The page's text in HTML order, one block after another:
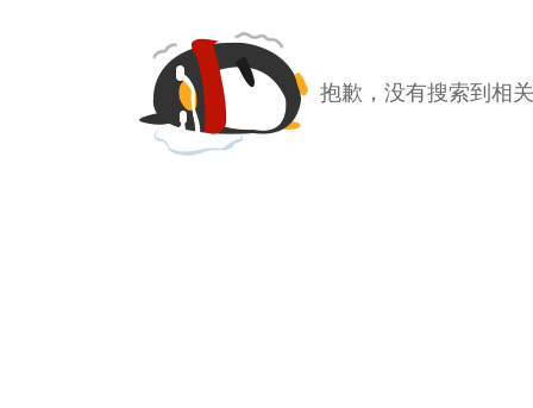
抱歉，没有搜索到相